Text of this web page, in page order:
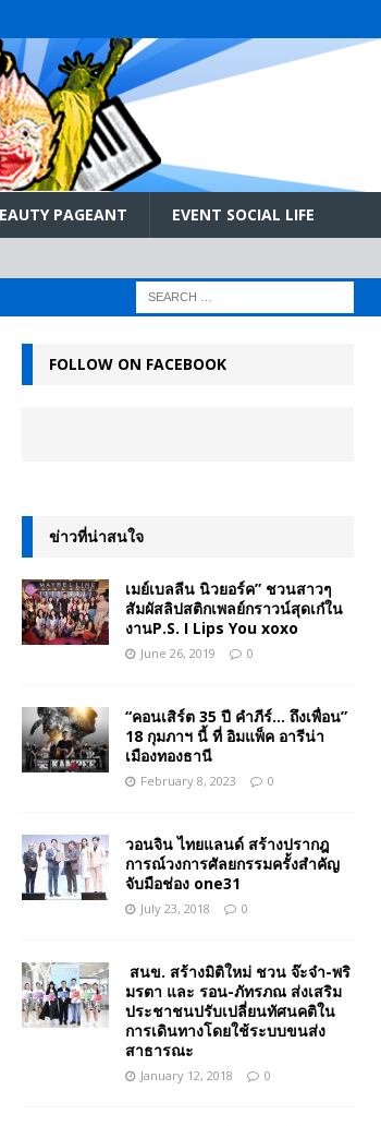
PAGEANT EVENT SOCIAL LIFE
FOLLOW ON FACEBOOK
ข่าวที่น่าสนใจ
เมย์เบลลีน นิวยอร์ค” ชวนสาวๆ
สัมผัสลิปสติกเพลย์กราวน์สุดเก๋ใน
งานP.S. I Lips You xoxo
June 26, 2019 0
“คอนเสิร์ต 35 ปี คำภีร์… ถึงเพื่อน”
18 กุมภาฯ นี้ ที่ อิมแพ็ค อารีน่า
เมืองทองธานี
February 8, 2023 0
วอนจิน ไทยแลนด์ สร้างปรากฎ
การณ์วงการศัลยกรรมครั้งสำคัญ
จับมือช่อง one31
July 23, 2018 0
สนข. สร้างมิติใหม่ ชวน จ๊ะจ๋า-พริ
มรตา และ รอน-ภัทรภณ ส่งเสริม
ประชาชนปรับเปลี่ยนทัศนคติใน
การเดินทางโดยใช้ระบบขนส่ง
สาธารณะ
January 12, 2018 0